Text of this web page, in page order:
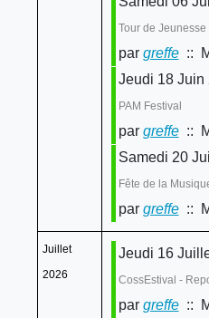
Tour de Jeunesse
par greffe::
Jeudi 18 Juin
PAM Festival
par greffe::
Samedi 20
Fête de la
par greffe::
Juillet
2026
Jeudi 16
CossEstival -
par greffe::